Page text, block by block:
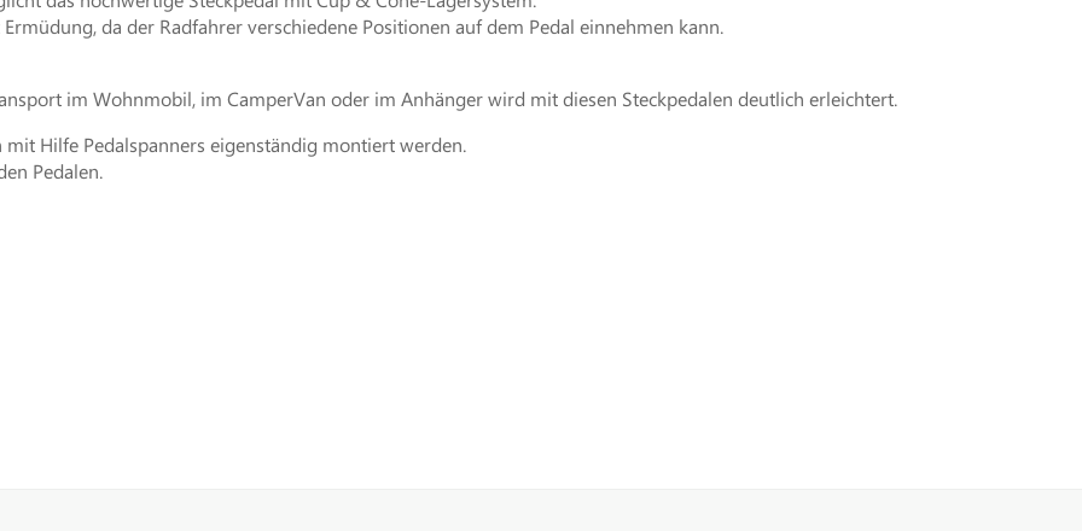
da der Radfahrer verschiedene Positionen auf dem Pedal einnehmen kann.
im Wohnmobil, im CamperVan oder im Anhänger wird mit diesen Steckpedalen deutlich erleichtert.
Hilfe Pedalspanners eigenständig montiert werden.
Pedalen.